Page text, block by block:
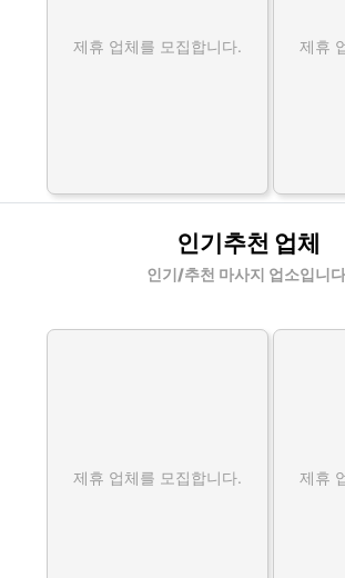
제휴 업체를 모집합니다. 제휴
인기추천 업체
인기/추천 마사지 업소입니
제휴 업체를 모집합니다. 제휴